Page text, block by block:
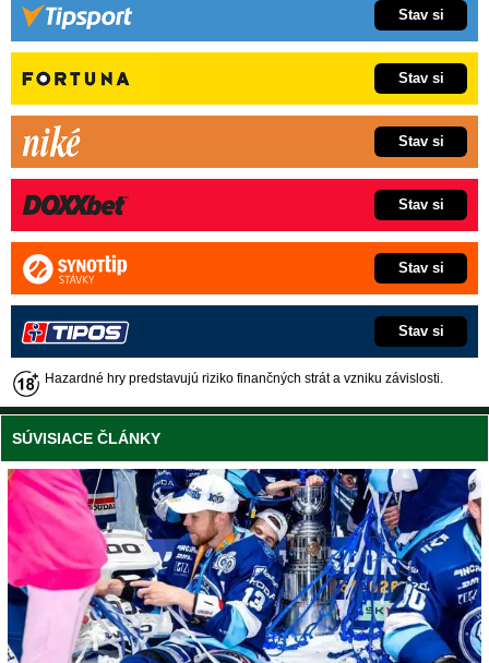
Stav si
Stav si
Stav si
Stav si
Stav si
Stav si
Hazardné hry predstavujú riziko finančných strát a vzniku závislosti.
SÚVISIACE ČLÁNKY